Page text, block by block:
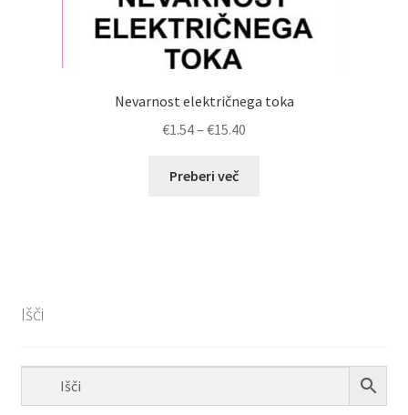
Nevarnost električnega toka
€1.54– €15.40
Preberi več
Išči